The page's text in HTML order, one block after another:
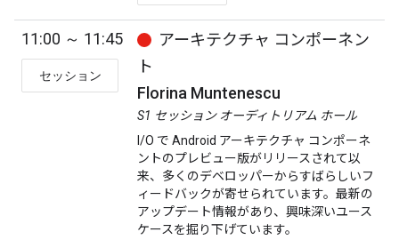
11:00 ～ 11:45
セッション
アーキテクチャ コンポーネン
ト
Florina Muntenescu
S1 セッション オーディトリアム ホール
I/O で Android アーキテクチャ コンポーネ
ントのプレビュー版がリリースされて以
来、多くのデベロッパーからすばらしいフ
ィードバックが寄せられています。最新の
アップデート情報があり、興味深いユース
ケースを掘り下げています。